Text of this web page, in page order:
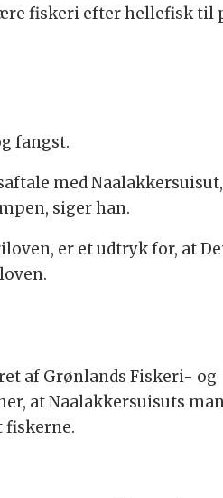
fiskeri efter hellefisk til
fangst.
med
siger han.
er et udtryk for, at
af Grønlands Fiskeri- og
at Naalakkersuisuts
fiskerne.